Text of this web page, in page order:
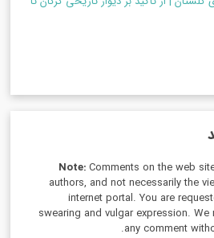
Note:Comments on the web
authors, and not necessarily the
internet portal. You are
swearing and vulgar expression.
any comment